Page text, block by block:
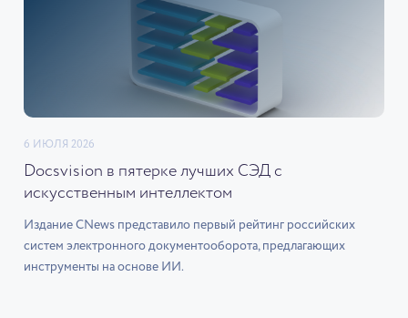
6 ИЮЛЯ 2026
Docsvision в пятерке лучших СЭД с
искусственным интеллектом
Издание CNews представило первый рейтинг российских
систем электронного документооборота, предлагающих
инструменты на основе ИИ.